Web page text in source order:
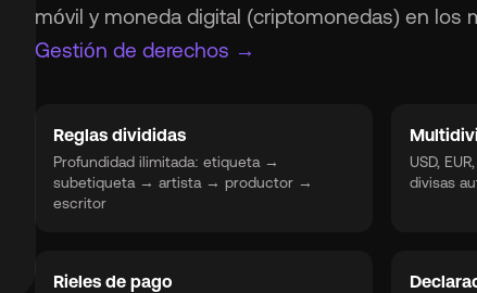
móvil y moneda digital (criptomonedas) en los
Gestión de derechos →
Reglas divididas
Profundidad ilimitada: etiqueta →
subetiqueta → artista → productor →
escritor
USD,
divisas
Rieles de pago